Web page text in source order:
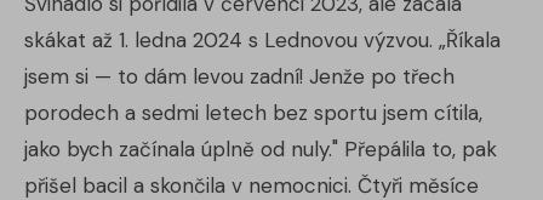
skákat až 1. ledna 2024 s Lednovou výzvou. „Říkala
jsem si — to dám levou zadní! Jenže po třech
porodech a sedmi letech bez sportu jsem cítila,
jako bych začínala úplně od nuly." Přepálila to, pak
přišel bacil a skončila v nemocnici. Čtyři měsíce